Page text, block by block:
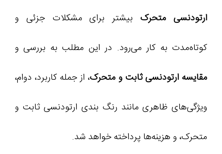
ارتودنسی متحرکبیشتر برای مشکلات جزئی و
کوتاه‌مدت به کار می‌رود. در این مطلب به بررسی و
مقایسه ارتودنسی ثابت و متحرک، از جمله کاربرد، دوام،
ویژگی‌های ظاهری مانند رنگ بندی ارتودنسی ثابت و
متحرک، و هزینه‌ها پرداخته خواهد شد.